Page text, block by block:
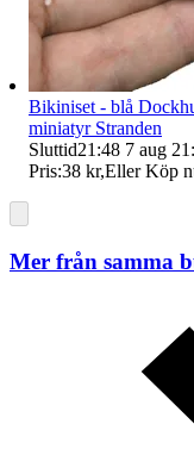
Bikiniset - blå
miniatyr Stranden
Sluttid21:48 7 aug
Pris:38 kr,Eller Köp
Mer från samma